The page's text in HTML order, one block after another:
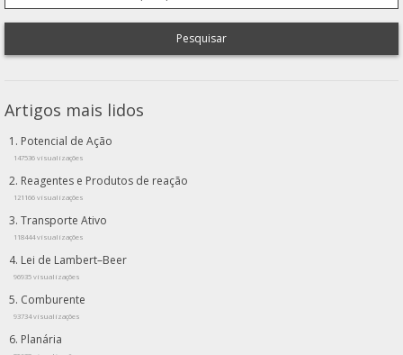
Pesquisar
Artigos mais lidos
Potencial de Ação
147536 visualizações
Reagentes e Produtos de reação
121166 visualizações
Transporte Ativo
118444 visualizações
Lei de Lambert–Beer
96935 visualizações
Comburente
93734 visualizações
Planária